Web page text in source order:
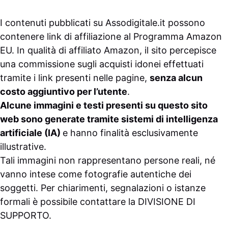
I contenuti pubblicati su Assodigitale.it possono
contenere link di affiliazione al Programma Amazon
EU. In qualità di affiliato Amazon, il sito percepisce
una commissione sugli acquisti idonei effettuati
tramite i link presenti nelle pagine, senza alcun
costo aggiuntivo per l’utente.
Alcune immagini e testi presenti su questo sito
web sono generate tramite sistemi di intelligenza
artificiale (IA) e hanno finalità esclusivamente
illustrative.
Tali immagini non rappresentano persone reali, né
vanno intese come fotografie autentiche dei
soggetti. Per chiarimenti, segnalazioni o istanze
formali è possibile contattare la DIVISIONE DI
SUPPORTO.